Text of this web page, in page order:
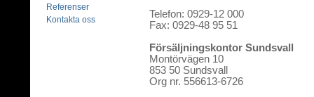
Referenser
Kontakta oss
Telefon: 0929-12 000
Fax: 0929-48 95 51
Försäljningskontor Sundsvall
Montörvägen 10
853 50 Sundsvall
Org nr. 556613-6726